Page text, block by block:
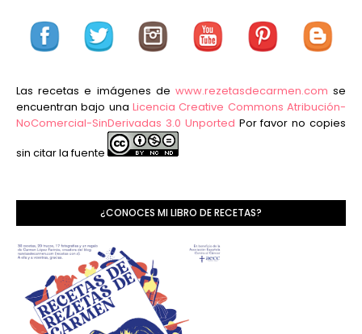
Las recetas e imágenes de www.rezetasdecarmen.com se
encuentran bajo una Licencia Creative Commons Atribución-
NoComercial-SinDerivadas 3.0 Unported Por favor no copies
sin citar la fuente
¿CONOCES MI LIBRO DE RECETAS?